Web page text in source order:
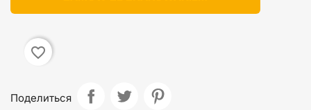
favorite_border
Поделиться